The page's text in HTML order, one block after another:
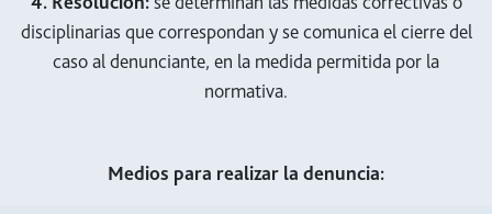
disciplinarias que correspondan y se comunica el cierre del
caso al denunciante, en la medida permitida por la
normativa.
Medios para realizar la denuncia: